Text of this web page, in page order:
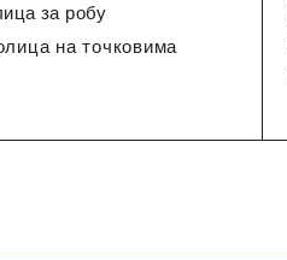
за робу
на точковима